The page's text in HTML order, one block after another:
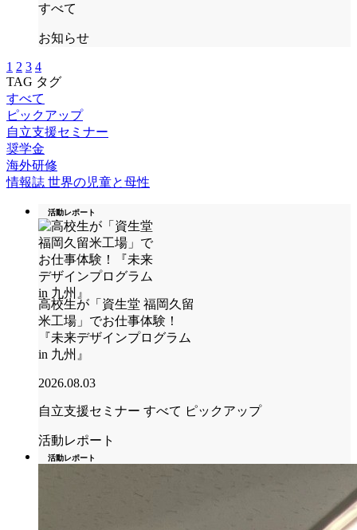
すべて
お知らせ
1 2 3 4
TAG タグ
すべて
ピックアップ
自立支援セミナー
奨学金
海外研修
情報誌 世界の児童と母性
活動レポート
高校生が「資生堂 福岡久留
米工場」でお仕事体験！
『未来デザインプログラム
in 九州』
2026.08.03
自立支援セミナー すべて ピックアップ
活動レポート
活動レポート